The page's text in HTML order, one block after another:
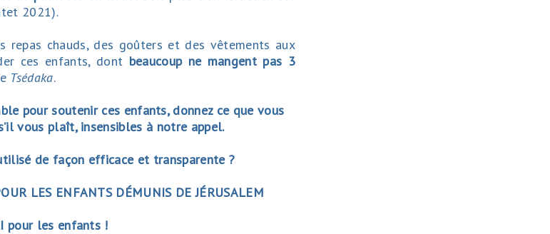
2021).
repas chauds, des goûters et des vêtements aux
ces enfants, dont beaucoup ne mangent pas 3
Tsédaka.
pour soutenir ces enfants, donnez ce que vous
vous plaît, insensibles à notre appel.
de façon efficace et transparente ?
LES ENFANTS DÉMUNIS DE JÉRUSALEM
pour les enfants !